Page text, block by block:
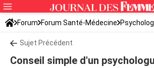
Forum Forum Santé-Médecine
Sujet Précédent
Conseil simple d'un